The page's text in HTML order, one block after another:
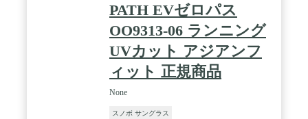
PATH EVゼロパス
OO9313-06 ランニング
UVカット アジアンフ
ィット 正規商品
None
スノボ サングラス